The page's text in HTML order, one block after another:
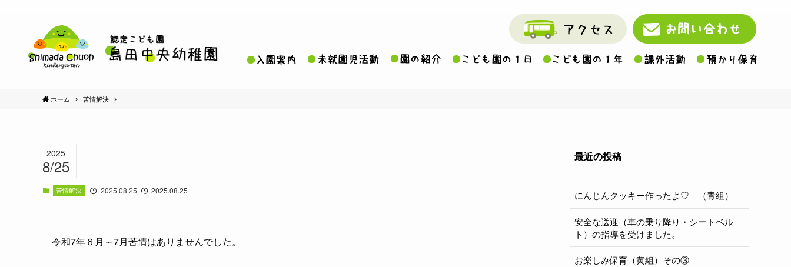
ホーム 苦情解決
2025
8/25
苦情解決 2025.08.25 2025.08.25
令和7年６月～7月苦情はありませんでした。
最近の投稿
にんじんクッキー作ったよ♡ （青組）
安全な送迎（車の乗り降り・シートベル
ト）の指導を受けました。
お楽しみ保育（黄組）その③